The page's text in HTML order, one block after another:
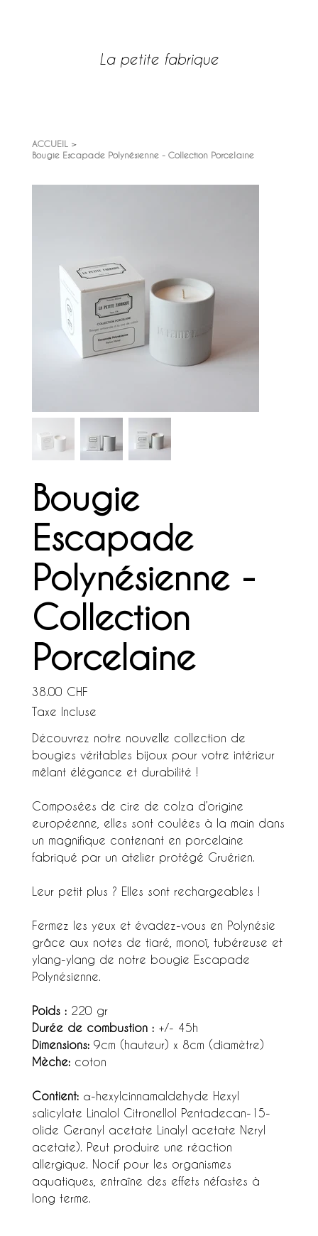
La petite fabrique
ACCUEIL
>
Bougie Escapade Polynésienne - Collection Porcelaine
Bougie
Escapade
Polynésienne -
Collection
Porcelaine
Prix
38.00 CHF
Taxe Incluse
Découvrez notre nouvelle collection de
bougies véritables bijoux pour votre intérieur
mêlant élégance et durabilité !
Composées de cire de colza d’origine
européenne, elles sont coulées à la main dans
un magnifique contenant en porcelaine
fabriqué par un atelier protégé Gruérien.
Leur petit plus ? Elles sont rechargeables !
Fermez les yeux et évadez-vous en Polynésie
grâce aux notes de tiaré, monoï, tubéreuse et
ylang-ylang de notre bougie Escapade
Polynésienne.
Poids :220 gr
Durée de combustion :+/- 45h
Dimensions: 9cm (hauteur) x 8cm (diamètre)
Mèche:coton
Contient: α-hexylcinnamaldehyde Hexyl
salicylate Linalol Citronellol Pentadecan-15-
olide Geranyl acetate Linalyl acetate Neryl
acetate). Peut produire une réaction
allergique. Nocif pour les organismes
aquatiques, entraîne des effets néfastes à
long terme.